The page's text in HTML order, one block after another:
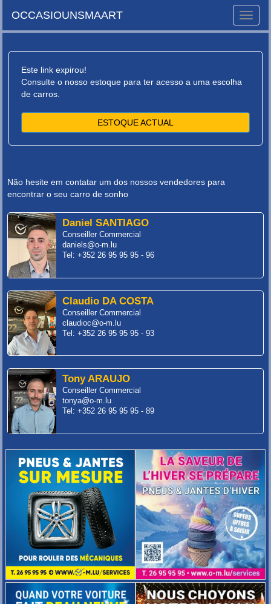
Toggle
OCCASIOUNSMAART
Este link expirou!
Consulte o nosso estoque para ter acesso a uma escolha
de carros.
ESTOQUE ACTUAL
Não hesite em contatar um dos nossos vendedores para
encontrar o seu carro de sonho
Daniel SANTIAGO
Conseiller Commercial
daniels@o-m.lu
Tel: +352 26 95 95 95 - 96
Claudio DA COSTA
Conseiller Commercial
claudioc@o-m.lu
Tel: +352 26 95 95 95 - 93
Tony ARAUJO
Conseiller Commercial
tonya@o-m.lu
Tel: +352 26 95 95 95 - 89